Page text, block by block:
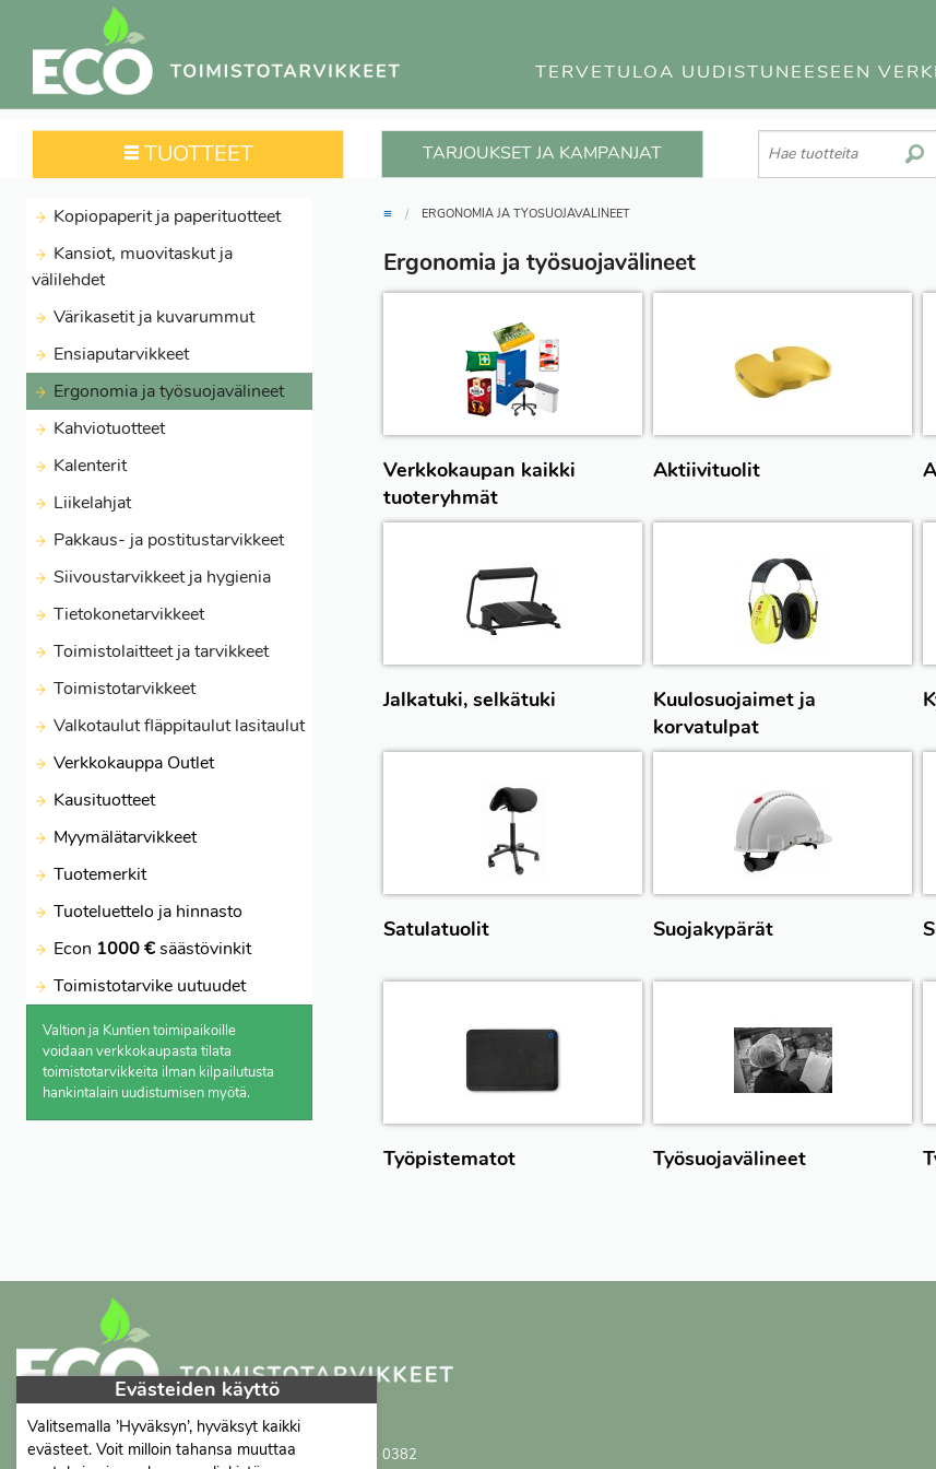
TERVETULOA UUDISTUNEESEEN
TUOTTEET TARJOUKSET JA KAMPANJAT
Kopiopaperit ja paperituotteet
Kansiot, muovitaskut ja
välilehdet
Värikasetit ja kuvarummut
Ensiaputarvikkeet
Ergonomia ja työsuojavälineet
Kahviotuotteet
Kalenterit
Liikelahjat
Pakkaus- ja postitustarvikkeet
Siivoustarvikkeet ja hygienia
Tietokonetarvikkeet
Toimistolaitteet ja tarvikkeet
Toimistotarvikkeet
Valkotaulut fläppitaulut lasitaulut
Verkkokauppa Outlet
Kausituotteet
Myymälätarvikkeet
Tuotemerkit
Tuoteluettelo ja hinnasto
Econ 1000 €säästövinkit
Toimistotarvike uutuudet
Valtion ja Kuntien toimipaikoille
voidaan verkkokaupasta tilata
toimistotarvikkeita ilman kilpailutusta
hankintalain uudistumisen myötä.
≡ ERGONOMIA JA TYÖSUOJAVÄLINEET
Ergonomia ja työsuojavälineet
Verkkokaupan kaikki
tuoteryhmät
Aktiivituolit
Jalkatuki, selkätuki
Kuulosuojaimet ja
korvatulpat
Satulatuolit Suojakypärät
Työpistematot Työsuojavälineet
Proficient Co OyFI07452333
Ma-To 8-16, Pe 8-15 | myynti@proficient.fi | Puh: 050 341 0382
Evästeiden käyttö
Valitsemalla ’Hyväksyn’, hyväksyt kaikki
evästeet. Voit milloin tahansa muuttaa